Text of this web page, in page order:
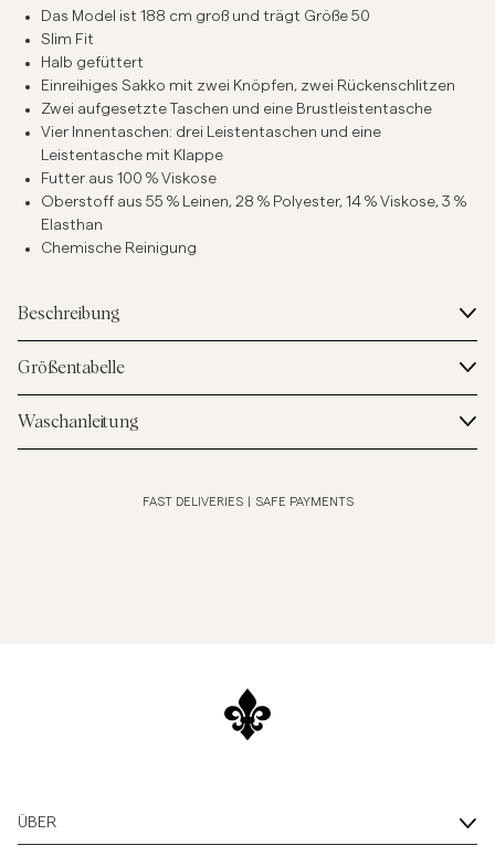
Das Model ist 188 cm groß und trägt Größe 50
Slim Fit
Halb gefüttert
Einreihiges Sakko mit zwei Knöpfen, zwei Rückenschlitzen
Zwei aufgesetzte Taschen und eine Brustleistentasche
Vier Innentaschen: drei Leistentaschen und eine
Leistentasche mit Klappe
Futter aus 100 % Viskose
Oberstoff aus 55 % Leinen, 28 % Polyester, 14 % Viskose, 3 %
Elasthan
Chemische Reinigung
Beschreibung
Größentabelle
Waschanleitung
FAST DELIVERIES SAFE PAYMENTS
ÜBER